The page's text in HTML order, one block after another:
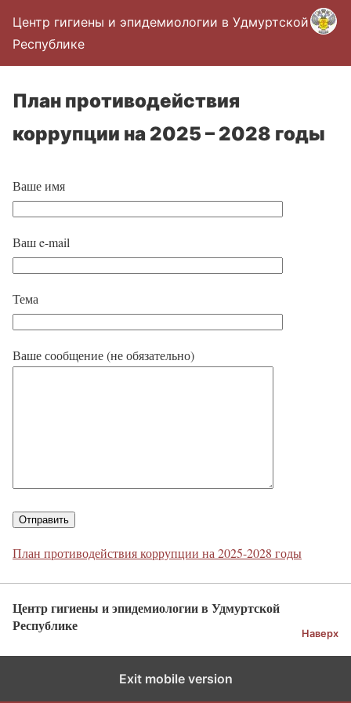
Центр гигиены и эпидемиологии в Удмуртской
Республике
План противодействия
коррупции на 2025 – 2028 годы
Ваше имя
Ваш e-mail
Тема
Ваше сообщение (не обязательно)
План противодействия коррупции на 2025-2028 годы
Центр гигиены и эпидемиологии в Удмуртской
Республике
Наверх
Exit mobile version